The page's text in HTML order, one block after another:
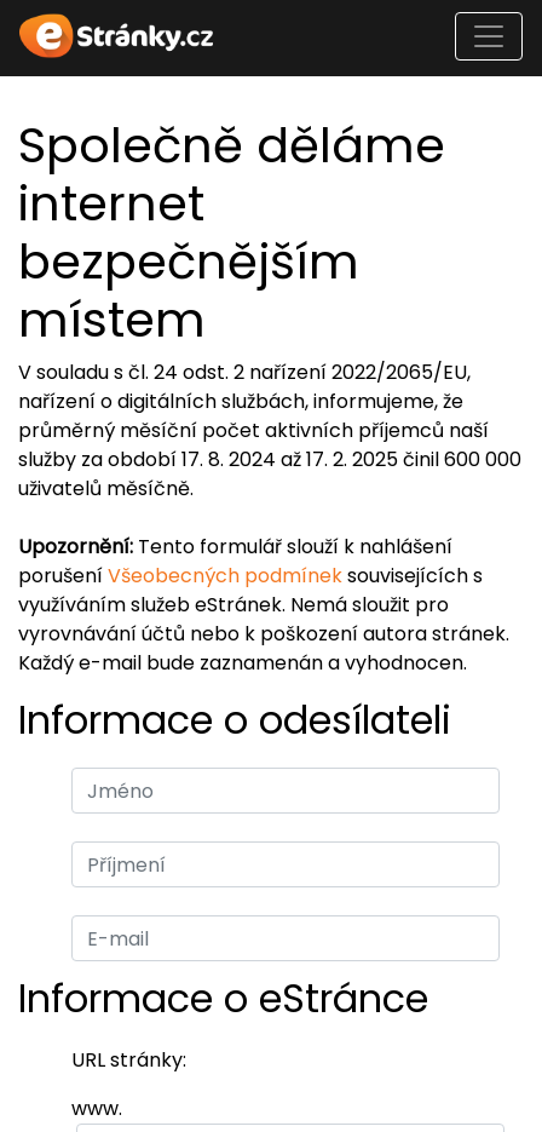
Společně děláme
internet
bezpečnějším
místem
V souladu s čl. 24 odst. 2 nařízení 2022/2065/EU,
nařízení o digitálních službách, informujeme, že
průměrný měsíční počet aktivních příjemců naší
služby za období 17. 8. 2024 až 17. 2. 2025 činil 600 000
uživatelů měsíčně.
Upozornění: Tento formulář slouží k nahlášení
porušeníVšeobecných podmíneksouvisejících s
využíváním služeb eStránek. Nemá sloužit pro
vyrovnávání účtů nebo k poškození autora stránek.
Každý e-mail bude zaznamenán a vyhodnocen.
Informace o odesílateli
Informace o eStránce
URL stránky:
www.